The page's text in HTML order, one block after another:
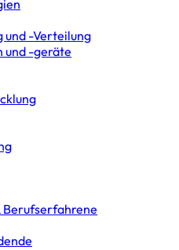
und -Verteilung
und -geräte
Berufserfahrene